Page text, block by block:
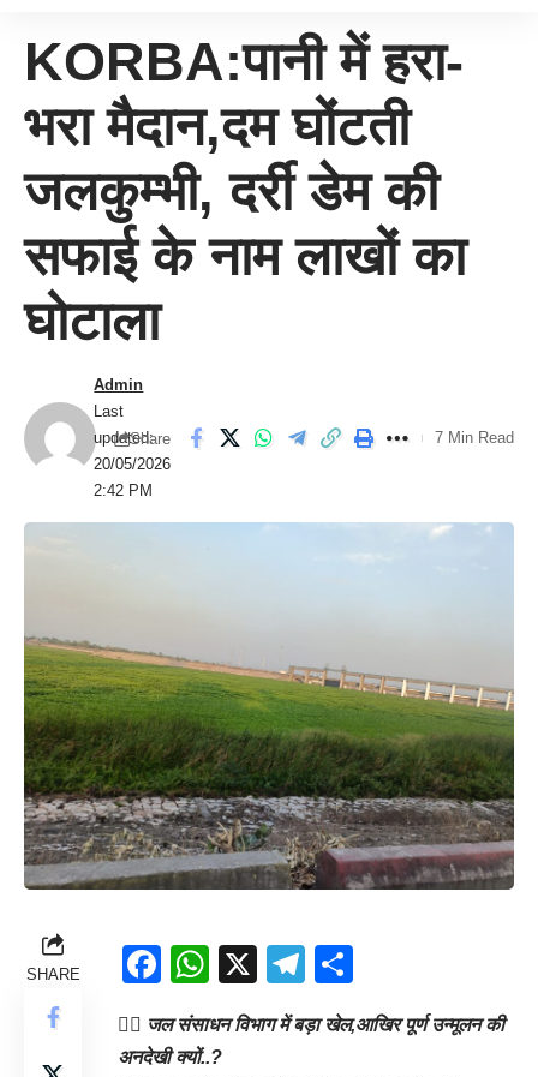
KORBA:पानी में हरा-
भरा मैदान,दम घोंटती
जलकुम्भी, दर्री डेम की
सफाई के नाम लाखों का
घोटाला
Last
updated:
20/05/2026
2:42 PM
Admin
Share 7 Min Read
SHARE Facebook
WhatsApp
X Telegram
👉🏻 जल संसाधन विभाग में बड़ा खेल,आखिर पूर्ण उन्मूलन की
अनदेखी क्यों..?